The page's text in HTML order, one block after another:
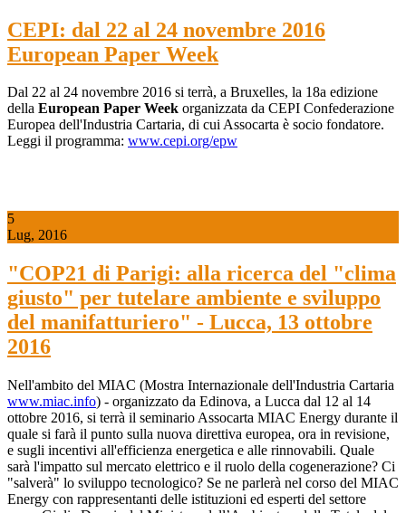
CEPI: dal 22 al 24 novembre 2016
European Paper Week
Dal 22 al 24 novembre 2016 si terrà, a Bruxelles, la 18a edizione
della European Paper Week organizzata da CEPI Confederazione
Europea dell'Industria Cartaria, di cui Assocarta è socio fondatore.
Leggi il programma: www.cepi.org/epw
5
Lug, 2016
"COP21 di Parigi: alla ricerca del "clima
giusto" per tutelare ambiente e sviluppo
del manifatturiero" - Lucca, 13 ottobre
2016
Nell'ambito del MIAC (Mostra Internazionale dell'Industria Cartaria
www.miac.info) - organizzato da Edinova, a Lucca dal 12 al 14
ottobre 2016, si terrà il seminario Assocarta MIAC Energy durante il
quale si farà il punto sulla nuova direttiva europea, ora in revisione,
e sugli incentivi all'efficienza energetica e alle rinnovabili. Quale
sarà l'impatto sul mercato elettrico e il ruolo della cogenerazione? Ci
"salverà" lo sviluppo tecnologico? Se ne parlerà nel corso del MIAC
Energy con rappresentanti delle istituzioni ed esperti del settore